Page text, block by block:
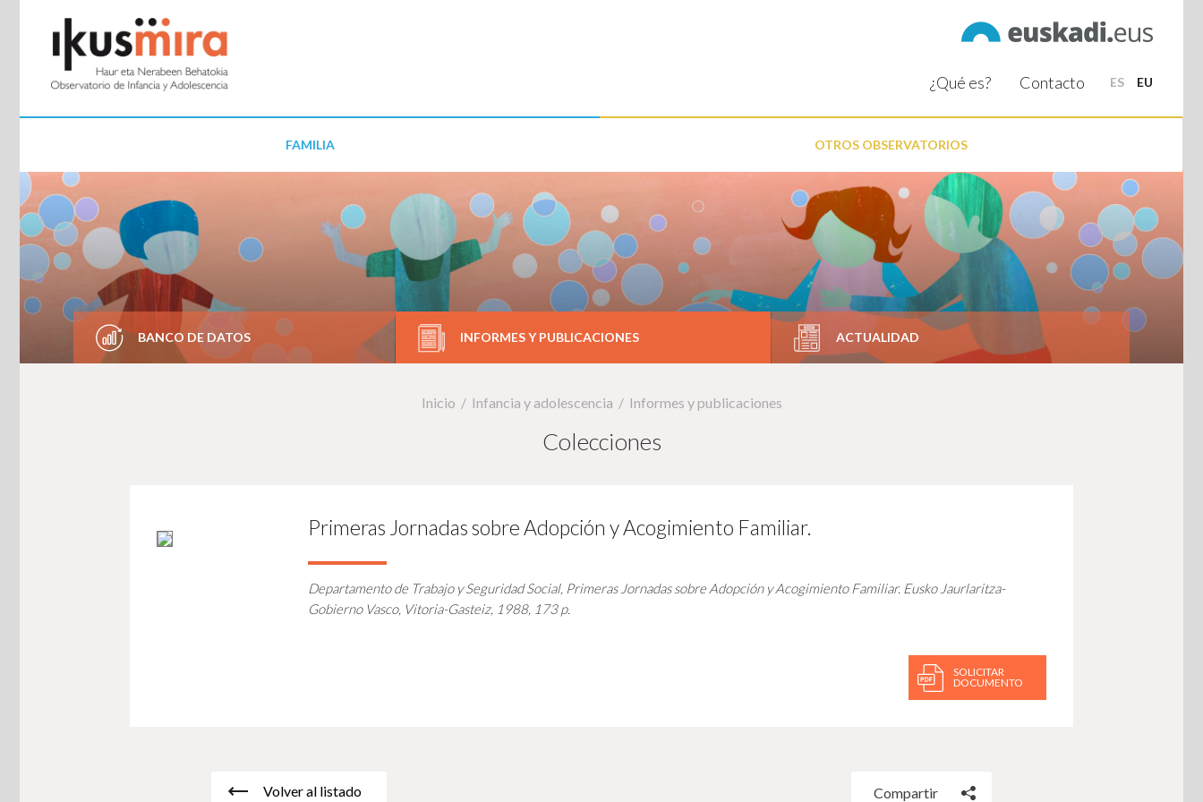
ES EU
FAMILIA OTROS OBSERVATORIOS
¿Qué es? Contacto
BANCO DE DATOS INFORMES Y PUBLICACIONES ACTUALIDAD
Inicio Infancia y adolescencia Informes y publicaciones
Colecciones
Primeras Jornadas sobre Adopción y Acogimiento Familiar.
Departamento de Trabajo y Seguridad Social, Primeras Jornadas sobre Adopción y Acogimiento Familiar. Eusko Jaurlaritza-
Gobierno Vasco, Vitoria-Gasteiz, 1988, 173 p.
SOLICITAR
DOCUMENTO
Volver al listado Compartir